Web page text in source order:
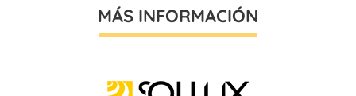
MÁS INFORMACIÓN